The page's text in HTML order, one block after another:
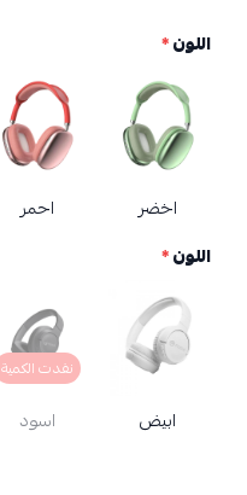
اللون*
اخضر
احمر
اللون*
ابيض
نفدت الكمية
اسود